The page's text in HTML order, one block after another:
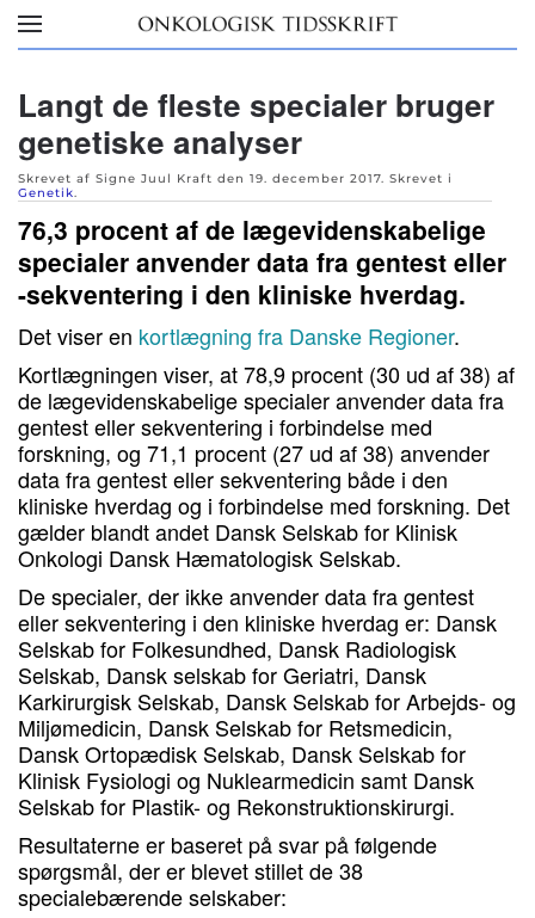
Skip to main content
Langt de fleste specialer bruger
genetiske analyser
Skrevet af Signe Juul Kraft den 19. december 2017. Skrevet i
Genetik.
76,3 procent af de lægevidenskabelige
specialer anvender data fra gentest eller
-sekventering i den kliniske hverdag.
Det viser en kortlægning fra Danske Regioner.
Kortlægningen viser, at 78,9 procent (30 ud af 38) af
de lægevidenskabelige specialer anvender data fra
gentest eller sekventering i forbindelse med
forskning, og 71,1 procent (27 ud af 38) anvender
data fra gentest eller sekventering både i den
kliniske hverdag og i forbindelse med forskning. Det
gælder blandt andet Dansk Selskab for Klinisk
Onkologi Dansk Hæmatologisk Selskab.
De specialer, der ikke anvender data fra gentest
eller sekventering i den kliniske hverdag er: Dansk
Selskab for Folkesundhed, Dansk Radiologisk
Selskab, Dansk selskab for Geriatri, Dansk
Karkirurgisk Selskab, Dansk Selskab for Arbejds- og
Miljømedicin, Dansk Selskab for Retsmedicin,
Dansk Ortopædisk Selskab, Dansk Selskab for
Klinisk Fysiologi og Nuklearmedicin samt Dansk
Selskab for Plastik- og Rekonstruktionskirurgi.
Resultaterne er baseret på svar på følgende
spørgsmål, der er blevet stillet de 38
specialebærende selskaber: